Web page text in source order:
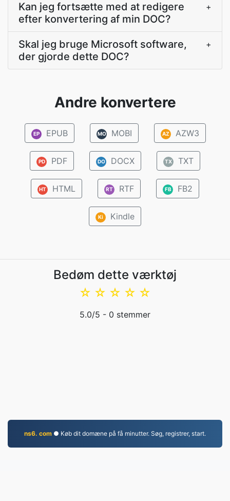
Kan jeg fortsætte med at redigere
efter konvertering af min DOC?
+
Skal jeg bruge Microsoft software,
der gjorde dette DOC?
+
Andre konvertere
EP EPUB MO MOBI AZ AZW3
PD PDF DO DOCX TX TXT
HT HTML RT RTF FB FB2
Ki Kindle
Bedøm dette værktøj
☆
☆
☆
☆
☆
5.0/5 - 0 stemmer
ns6. com ● Køb dit domæne på få minutter. Søg, registrer, start.